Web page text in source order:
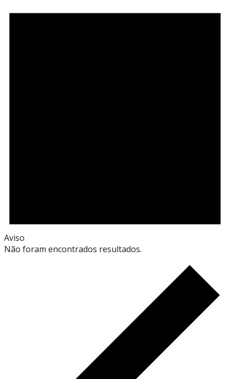
Aviso
Não foram encontrados resultados.